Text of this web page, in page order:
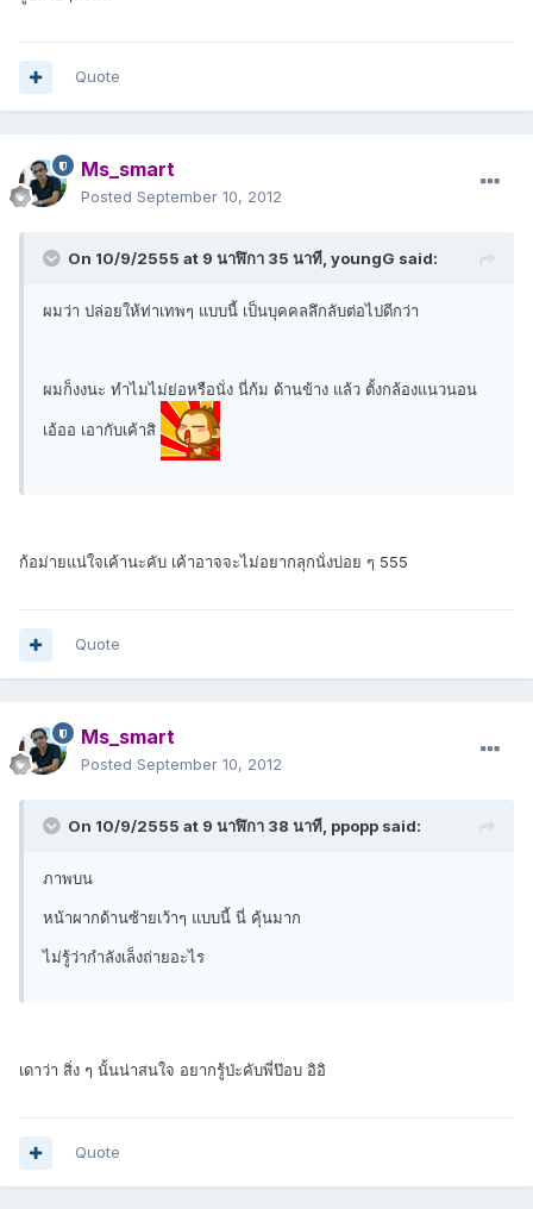
Quote
Ms_smart
Posted September 10, 2012
On 10/9/2555 at 9 นาฬิกา 35 นาที, youngG said:
ผมว่า ปล่อยให้ท่าเทพๆ แบบนี้ เป็นบุคคลลึกลับต่อไปดีกว่า
ผมก็งงนะ ทำไมไม่ย่อหรือนั่ง นี่ก้ม ด้านข้าง แล้ว ตั้งกล้องแนวนอน
เอ้ออ เอากับเค้าสิ
ก้อม่ายแน่ใจเค้านะคับ เค้าอาจจะไม่อยากลุกนั่งบ่อย ๆ 555
Quote
Ms_smart
Posted September 10, 2012
On 10/9/2555 at 9 นาฬิกา 38 นาที, ppopp said:
ภาพบน
หน้าผากด้านซ้ายเว้าๆ แบบนี้ นี่ คุ้นมาก
ไม่รู้ว่ากำลังเล็งถ่ายอะไร
เดาว่า สิ่ง ๆ นั้นน่าสนใจ อยากรู้ป่ะคับพี่ป๊อบ อิอิ
Quote